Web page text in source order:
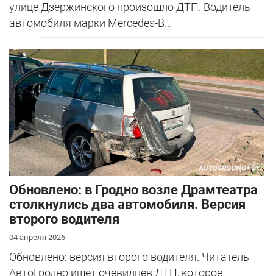
улице Дзержинского произошло ДТП. Водитель
автомобиля марки Mercedes-B...
Обновлено: в Гродно возле Драмтеатра
столкнулись два автомобиля. Версия
второго водителя
04 апреля 2026
Обновлено: версия второго водителя. Читатель
АвтоГродно ищет очевидцев ДТП, которое